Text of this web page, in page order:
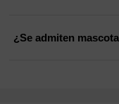
¿Se admiten